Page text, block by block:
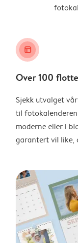
layout_alt
Over 100
Sjekk utvalget
til
moderne eller i
garantert vil like,